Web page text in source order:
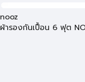
nooz
ผ้ารองกันเปื้อน 6 ฟุต